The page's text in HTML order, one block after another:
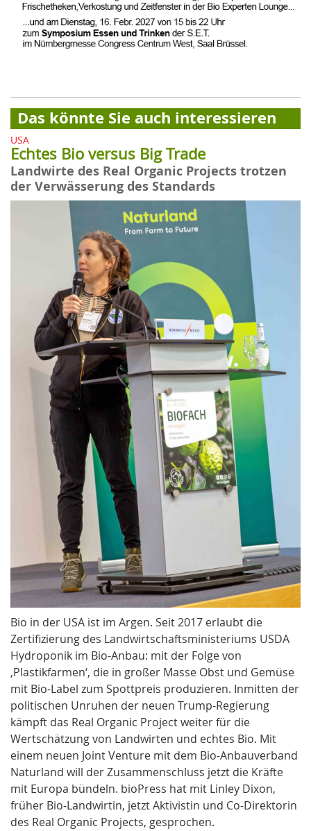
Das könnte Sie auch interessieren
USA
Echtes Bio versus Big Trade
Landwirte des Real Organic Projects trotzen
der Verwässerung des Standards
Bio in der USA ist im Argen. Seit 2017 erlaubt die
Zertifizierung des Landwirtschaftsministeriums USDA
Hydroponik im Bio-Anbau: mit der Folge von
‚Plastikfarmen‘, die in großer Masse Obst und Gemüse
mit Bio-Label zum Spottpreis produzieren. Inmitten der
politischen Unruhen der neuen Trump-Regierung
kämpft das Real Organic Project weiter für die
Wertschätzung von Landwirten und echtes Bio. Mit
einem neuen Joint Venture mit dem Bio-Anbauverband
Naturland will der Zusammenschluss jetzt die Kräfte
mit Europa bündeln. bioPress hat mit Linley Dixon,
früher Bio-Landwirtin, jetzt Aktivistin und Co-Direktorin
des Real Organic Projects, gesprochen.